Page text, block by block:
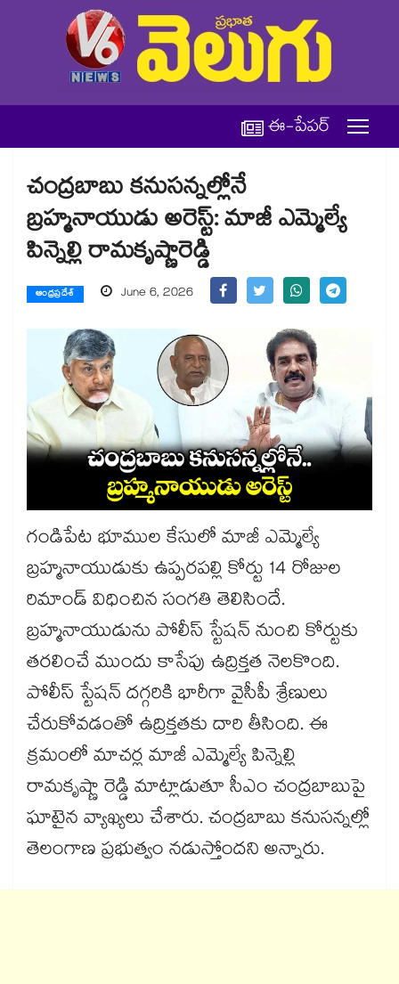
ఈ-పేపర్
చంద్రబాబు కనుసన్నల్లోనే
బ్రహ్మనాయుడు అరెస్ట్: మాజీ ఎమ్మెల్యే
పిన్నెల్లి రామకృష్ణారెడ్డి
ఆంధ్రప్రదేశ్ June 6, 2026
గండిపేట భూముల కేసులో మాజీ ఎమ్మెల్యే
బ్రహ్మనాయుడుకు ఉప్పరపల్లి కోర్టు 14 రోజుల
రిమాండ్ విధించిన సంగతి తెలిసిందే.
బ్రహ్మనాయుడును పోలీస్ స్టేషన్ నుంచి కోర్టుకు
తరలించే ముందు కాసేపు ఉద్రిక్తత నెలకొంది.
పోలీస్ స్టేషన్ దగ్గరికి భారీగా వైసీపీ శ్రేణులు
చేరుకోవడంతో ఉద్రిక్తతకు దారి తీసింది. ఈ
క్రమంలో మాచర్ల మాజీ ఎమ్మెల్యే పిన్నెల్లి
రామకృష్ణా రెడ్డి మాట్లాడుతూ సీఎం చంద్రబాబుపై
ఘాటైన వ్యాఖ్యలు చేశారు. చంద్రబాబు కనుసన్నల్లో
తెలంగాణ ప్రభుత్వం నడుస్తోందని అన్నారు.